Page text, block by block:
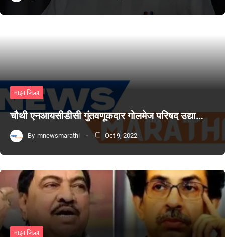
माझा जिल्हा
चौथी एनआयसीडीसी गुंतवणूकदार गोलमेज परिषद उद्या…
By mnewsmarathi Oct 9, 2022
माझा जिल्हा